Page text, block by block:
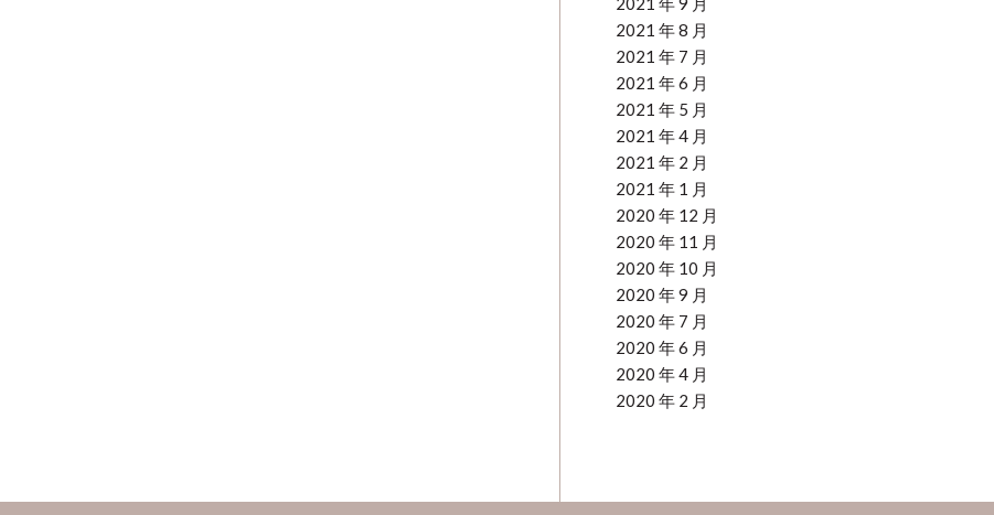
2021 年 8 月
2021 年 7 月
2021 年 6 月
2021 年 5 月
2021 年 4 月
2021 年 2 月
2021 年 1 月
2020 年 12 月
2020 年 11 月
2020 年 10 月
2020 年 9 月
2020 年 7 月
2020 年 6 月
2020 年 4 月
2020 年 2 月